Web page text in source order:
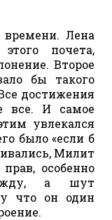
времени. Лена
почета,
Второе
бы такого
достижения
все. И самое
увлекался
было «если б
Милит
особенно
а шут
что он один